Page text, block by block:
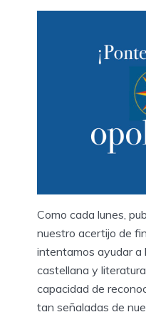
Como cada lunes,
nuestro acertijo de
intentamos ayudar a
castellana y
capacidad de
tan señaladas de